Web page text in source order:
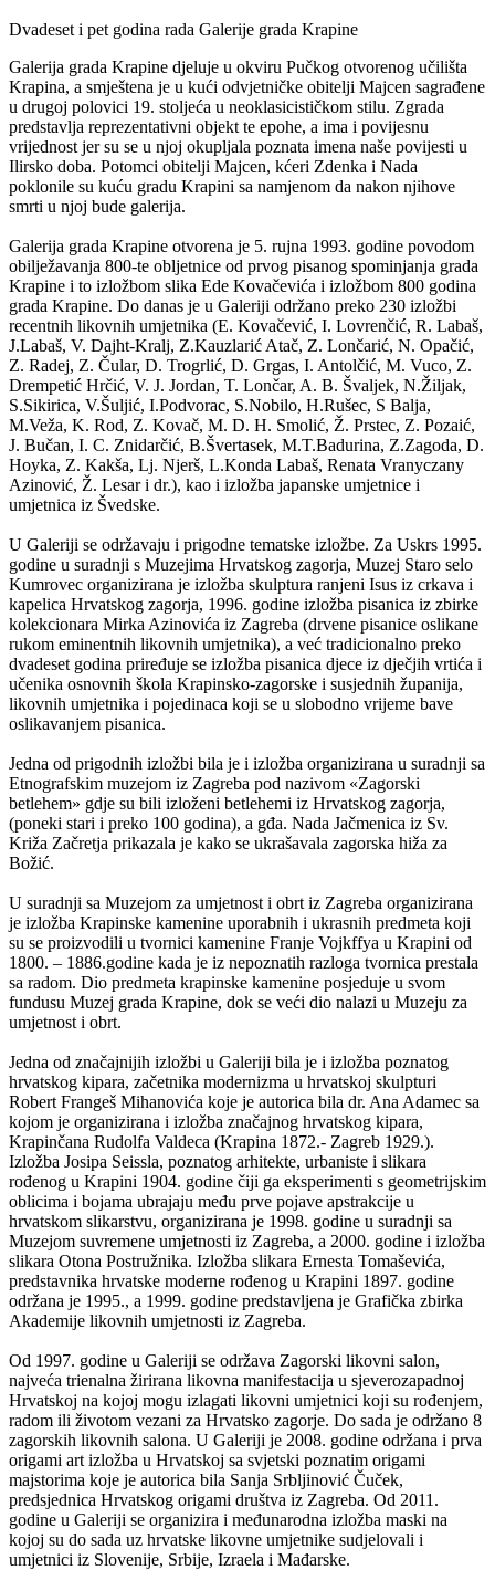
Dvadeset i pet godina rada Galerije grada Krapine
Galerija grada Krapine djeluje u okviru Pučkog otvorenog učilišta
Krapina, a smještena je u kući odvjetničke obitelji Majcen sagrađene
u drugoj polovici 19. stoljeća u neoklasicističkom stilu. Zgrada
predstavlja reprezentativni objekt te epohe, a ima i povijesnu
vrijednost jer su se u njoj okupljala poznata imena naše povijesti u
Ilirsko doba. Potomci obitelji Majcen, kćeri Zdenka i Nada
poklonile su kuću gradu Krapini sa namjenom da nakon njihove
smrti u njoj bude galerija.
Galerija grada Krapine otvorena je 5. rujna 1993. godine povodom
obilježavanja 800-te obljetnice od prvog pisanog spominjanja grada
Krapine i to izložbom slika Ede Kovačevića i izložbom 800 godina
grada Krapine. Do danas je u Galeriji održano preko 230 izložbi
recentnih likovnih umjetnika (E. Kovačević, I. Lovrenčić, R. Labaš,
J.Labaš, V. Dajht-Kralj, Z.Kauzlarić Atač, Z. Lončarić, N. Opačić,
Z. Radej, Z. Čular, D. Trogrlić, D. Grgas, I. Antolčić, M. Vuco, Z.
Drempetić Hrčić, V. J. Jordan, T. Lončar, A. B. Švaljek, N.Žiljak,
S.Sikirica, V.Šuljić, I.Podvorac, S.Nobilo, H.Rušec, S Balja,
M.Veža, K. Rod, Z. Kovač, M. D. H. Smolić, Ž. Prstec, Z. Pozaić,
J. Bučan, I. C. Znidarčić, B.Švertasek, M.T.Badurina, Z.Zagoda, D.
Hoyka, Z. Kakša, Lj. Njerš, L.Konda Labaš, Renata Vranyczany
Azinović, Ž. Lesar i dr.), kao i izložba japanske umjetnice i
umjetnica iz Švedske.
U Galeriji se održavaju i prigodne tematske izložbe. Za Uskrs 1995.
godine u suradnji s Muzejima Hrvatskog zagorja, Muzej Staro selo
Kumrovec organizirana je izložba skulptura ranjeni Isus iz crkava i
kapelica Hrvatskog zagorja, 1996. godine izložba pisanica iz zbirke
kolekcionara Mirka Azinovića iz Zagreba (drvene pisanice oslikane
rukom eminentnih likovnih umjetnika), a već tradicionalno preko
dvadeset godina priređuje se izložba pisanica djece iz dječjih vrtića i
učenika osnovnih škola Krapinsko-zagorske i susjednih županija,
likovnih umjetnika i pojedinaca koji se u slobodno vrijeme bave
oslikavanjem pisanica.
Jedna od prigodnih izložbi bila je i izložba organizirana u suradnji sa
Etnografskim muzejom iz Zagreba pod nazivom «Zagorski
betlehem» gdje su bili izloženi betlehemi iz Hrvatskog zagorja,
(poneki stari i preko 100 godina), a gđa. Nada Jačmenica iz Sv.
Križa Začretja prikazala je kako se ukrašavala zagorska hiža za
Božić.
U suradnji sa Muzejom za umjetnost i obrt iz Zagreba organizirana
je izložba Krapinske kamenine uporabnih i ukrasnih predmeta koji
su se proizvodili u tvornici kamenine Franje Vojkffya u Krapini od
1800. – 1886.godine kada je iz nepoznatih razloga tvornica prestala
sa radom. Dio predmeta krapinske kamenine posjeduje u svom
fundusu Muzej grada Krapine, dok se veći dio nalazi u Muzeju za
umjetnost i obrt.
Jedna od značajnijih izložbi u Galeriji bila je i izložba poznatog
hrvatskog kipara, začetnika modernizma u hrvatskoj skulpturi
Robert Frangeš Mihanovića koje je autorica bila dr. Ana Adamec sa
kojom je organizirana i izložba značajnog hrvatskog kipara,
Krapinčana Rudolfa Valdeca (Krapina 1872.- Zagreb 1929.).
Izložba Josipa Seissla, poznatog arhitekte, urbaniste i slikara
rođenog u Krapini 1904. godine čiji ga eksperimenti s geometrijskim
oblicima i bojama ubrajaju među prve pojave apstrakcije u
hrvatskom slikarstvu, organizirana je 1998. godine u suradnji sa
Muzejom suvremene umjetnosti iz Zagreba, a 2000. godine i izložba
slikara Otona Postružnika. Izložba slikara Ernesta Tomaševića,
predstavnika hrvatske moderne rođenog u Krapini 1897. godine
održana je 1995., a 1999. godine predstavljena je Grafička zbirka
Akademije likovnih umjetnosti iz Zagreba.
Od 1997. godine u Galeriji se održava Zagorski likovni salon,
najveća trienalna žirirana likovna manifestacija u sjeverozapadnoj
Hrvatskoj na kojoj mogu izlagati likovni umjetnici koji su rođenjem,
radom ili životom vezani za Hrvatsko zagorje. Do sada je održano 8
zagorskih likovnih salona. U Galeriji je 2008. godine održana i prva
origami art izložba u Hrvatskoj sa svjetski poznatim origami
majstorima koje je autorica bila Sanja Srbljinović Čuček,
predsjednica Hrvatskog origami društva iz Zagreba. Od 2011.
godine u Galeriji se organizira i međunarodna izložba maski na
kojoj su do sada uz hrvatske likovne umjetnike sudjelovali i
umjetnici iz Slovenije, Srbije, Izraela i Mađarske.